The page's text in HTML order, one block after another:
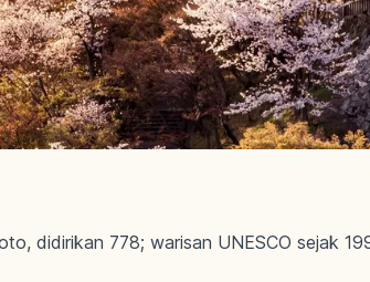
didirikan 778; warisan UNESCO sejak